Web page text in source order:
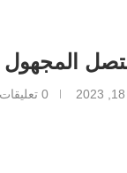
0 تعليقات